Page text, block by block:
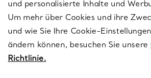
RECHTLICHE HINWEISE
FOLGEN SIE UNS
und personalisierte Inhalte und
Um mehr über Cookies und ihre
und wie Sie Ihre Cookie-
ändern können, besuchen Sie unsere
Richtlinie.